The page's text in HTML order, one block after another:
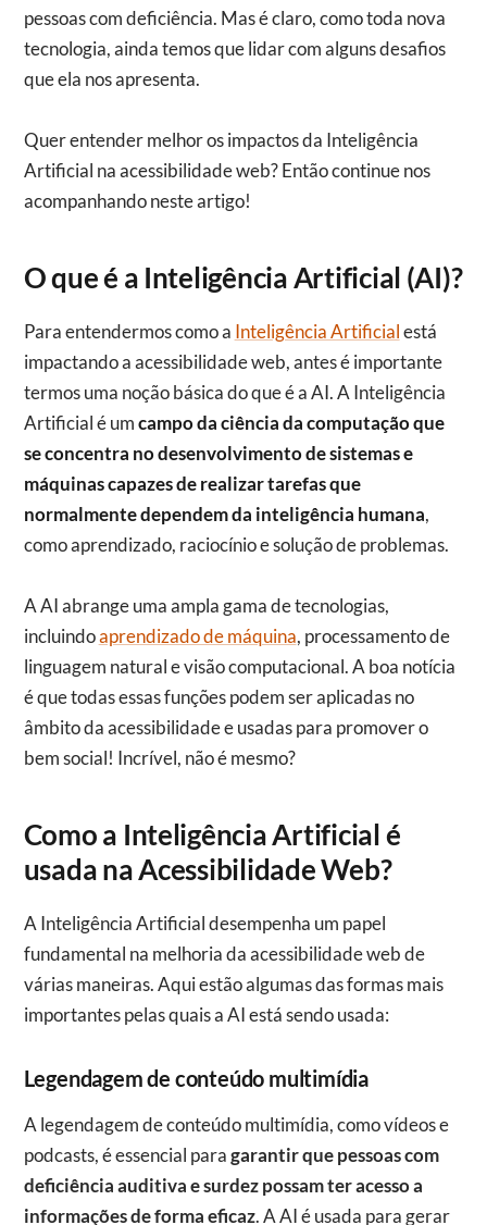
pessoas com deficiência. Mas é claro, como toda nova
tecnologia, ainda temos que lidar com alguns desafios
que ela nos apresenta.
Quer entender melhor os impactos da Inteligência
Artificial na acessibilidade web? Então continue nos
acompanhando neste artigo!
O que é a Inteligência Artificial (AI)?
Para entendermos como a Inteligência Artificialestá
impactando a acessibilidade web, antes é importante
termos uma noção básica do que é a AI. A Inteligência
Artificial é umcampo da ciência da computação que
se concentra no desenvolvimento de sistemas e
máquinas capazes de realizar tarefas que
normalmente dependem da inteligência humana,
como aprendizado, raciocínio e solução de problemas.
A AI abrange uma ampla gama de tecnologias,
incluindoaprendizado de máquina, processamento de
linguagem natural e visão computacional. A boa notícia
é que todas essas funções podem ser aplicadas no
âmbito da acessibilidade e usadas para promover o
bem social! Incrível, não é mesmo?
Como a Inteligência Artificial é
usada na Acessibilidade Web?
A Inteligência Artificial desempenha um papel
fundamental na melhoria da acessibilidade web de
várias maneiras. Aqui estão algumas das formas mais
importantes pelas quais a AI está sendo usada:
Legendagem de conteúdo multimídia
A legendagem de conteúdo multimídia, como vídeos e
podcasts, é essencial paragarantir que pessoas com
deficiência auditiva e surdez possam ter acesso a
informações de forma eficaz. A AI é usada para gerar